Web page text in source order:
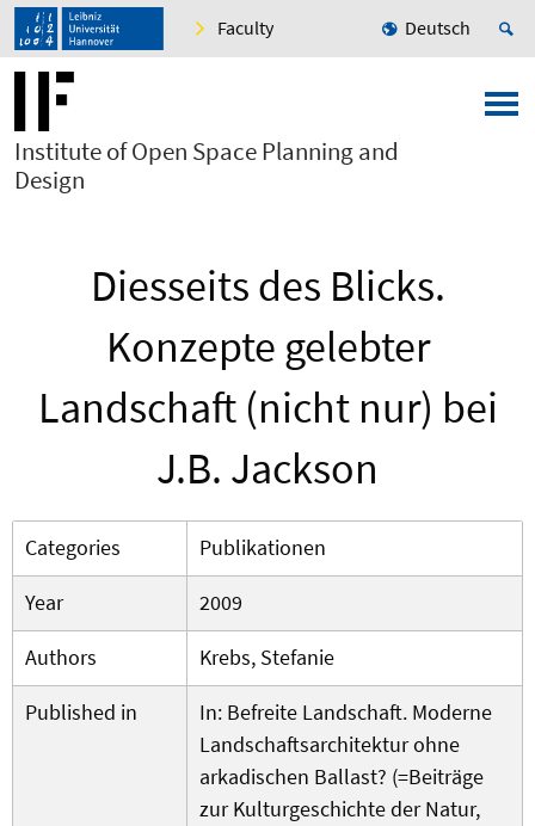
Faculty Deutsch
Institute of Open Space Planning and
Design
Diesseits des Blicks.
Konzepte gelebter
Landschaft (nicht nur) bei
J.B. Jackson
Categories
Publikationen
Year
2009
Authors
Krebs, Stefanie
Published in
In: Befreite Landschaft. Moderne
Landschaftsarchitektur ohne
arkadischen Ballast? (=Beiträge
zur Kulturgeschichte der Natur,